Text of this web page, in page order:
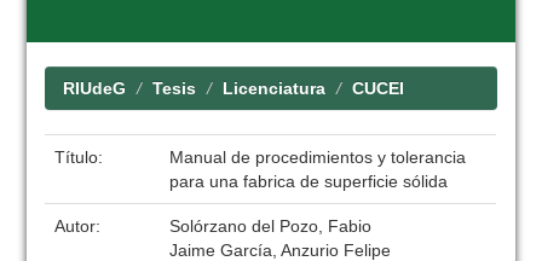
RIUdeG Tesis Licenciatura CUCEI
Título:
Manual de procedimientos y tolerancia
para una fabrica de superficie sólida
Autor:
Solórzano del Pozo, Fabio
Jaime García, Anzurio Felipe